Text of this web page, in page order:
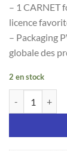
– 1 CARNET
licence
– Packaging
globale des
2 en stock